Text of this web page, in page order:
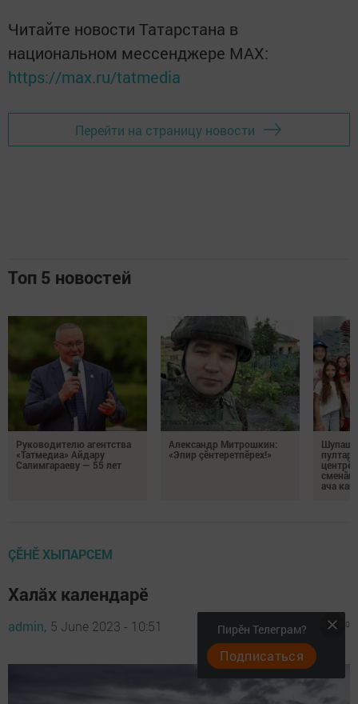
Читайте новости Татарстана в
национальном мессенджере MАХ:
https://max.ru/tatmedia
Перейти на страницу новости
Топ 5 новостей
Руководителю агентства
«Татмедиа» Айдару
Салимгараеву — 55 лет
Александр Митрошкин:
«Эпир çӗнтеретпӗрех!»
ача
ÇӖНӖ ХЫПАРСЕМ
Халăх календарӗ
admin, 5 June 2023 - 10:51 0
Пирӗн Телеграм?
Подписаться